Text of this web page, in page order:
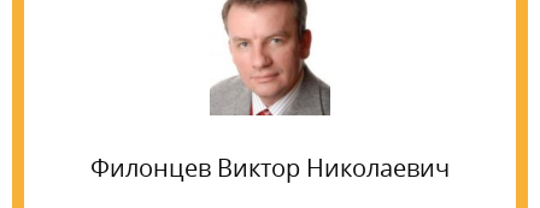
Филонцев Виктор Николаевич